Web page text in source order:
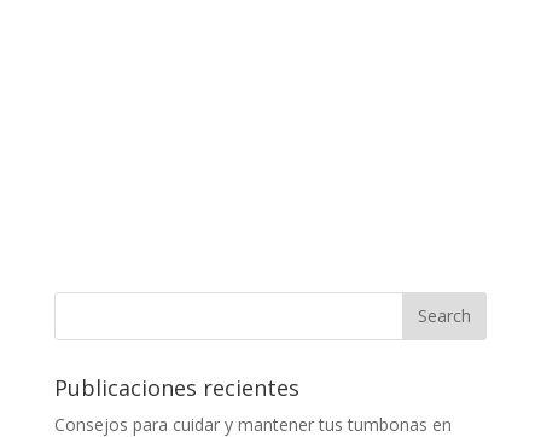
Publicaciones recientes
Consejos para cuidar y mantener tus tumbonas en